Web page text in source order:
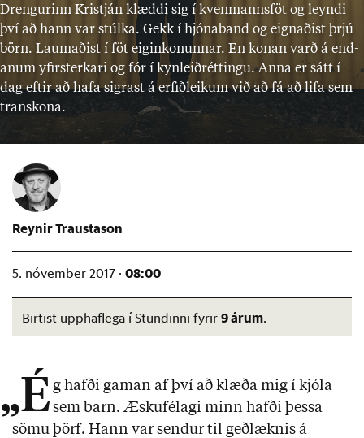
Dreng­ur­inn Kristján klæddi sig í kven­manns­föt og leyndi
því að hann var stúlka. Gekk í hjóna­band og eign­að­ist þrjú
börn. Laum­að­ist í föt eig­in­kon­unn­ar. En kon­an varð á end­
an­um yf­ir­sterk­ari og fór í kyn­leið­rétt­ingu. Anna er sátt í
dag eft­ir að hafa sigr­ast á erf­ið­leik­um við að fá að lifa sem
trans­kona.
Reynir Traustason
5. nóvember 2017 · 08:00
Birtist upphaflega í Stundinni fyrir 9 árum.
„É g hafði gaman af því að klæða mig í kjóla
sem barn. Æskufélagi minn hafði þessa
sömu þörf. Hann var sendur til geðlæknis á